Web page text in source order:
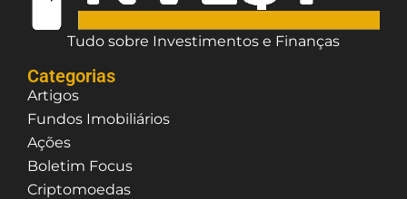
Tudo sobre Investimentos e Finanças
Categorias
Artigos
Fundos Imobiliários
Ações
Boletim Focus
Criptomoedas